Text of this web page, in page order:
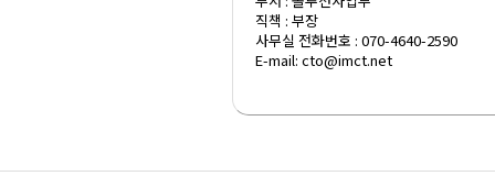
직책 : 부장
사무실 전화번호 : 070-4640-2590
E-mail: cto@imct.net